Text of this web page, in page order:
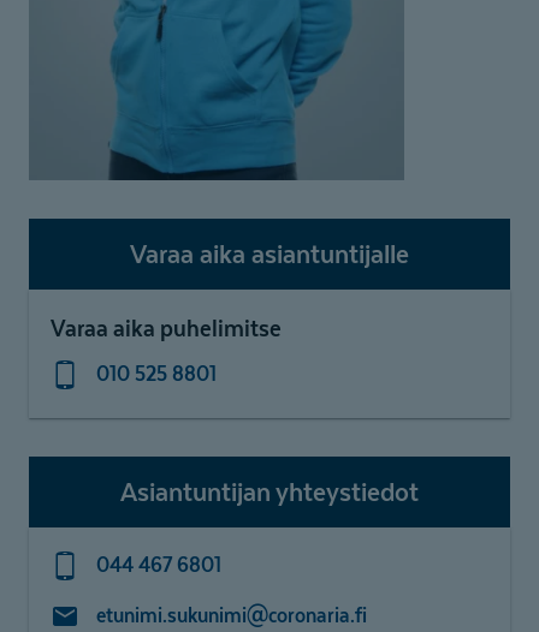
Varaa aika asiantuntijalle
Varaa aika puhelimitse
010 525 8801
Asiantuntijan yhteystiedot
044 467 6801
etunimi.sukunimi@coronaria.fi